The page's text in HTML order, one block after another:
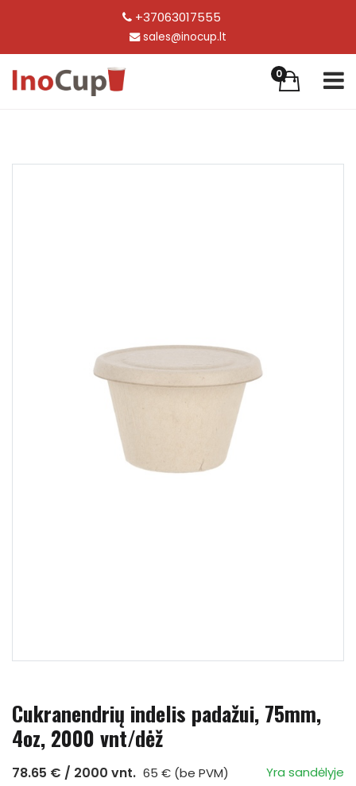
+37063017555
sales@inocup.lt
0
Cukranendrių indelis padažui, 75mm,
4oz, 2000 vnt/dėž
78.65 € / 2000 vnt. 65 € (be PVM)
Yra sandėlyje